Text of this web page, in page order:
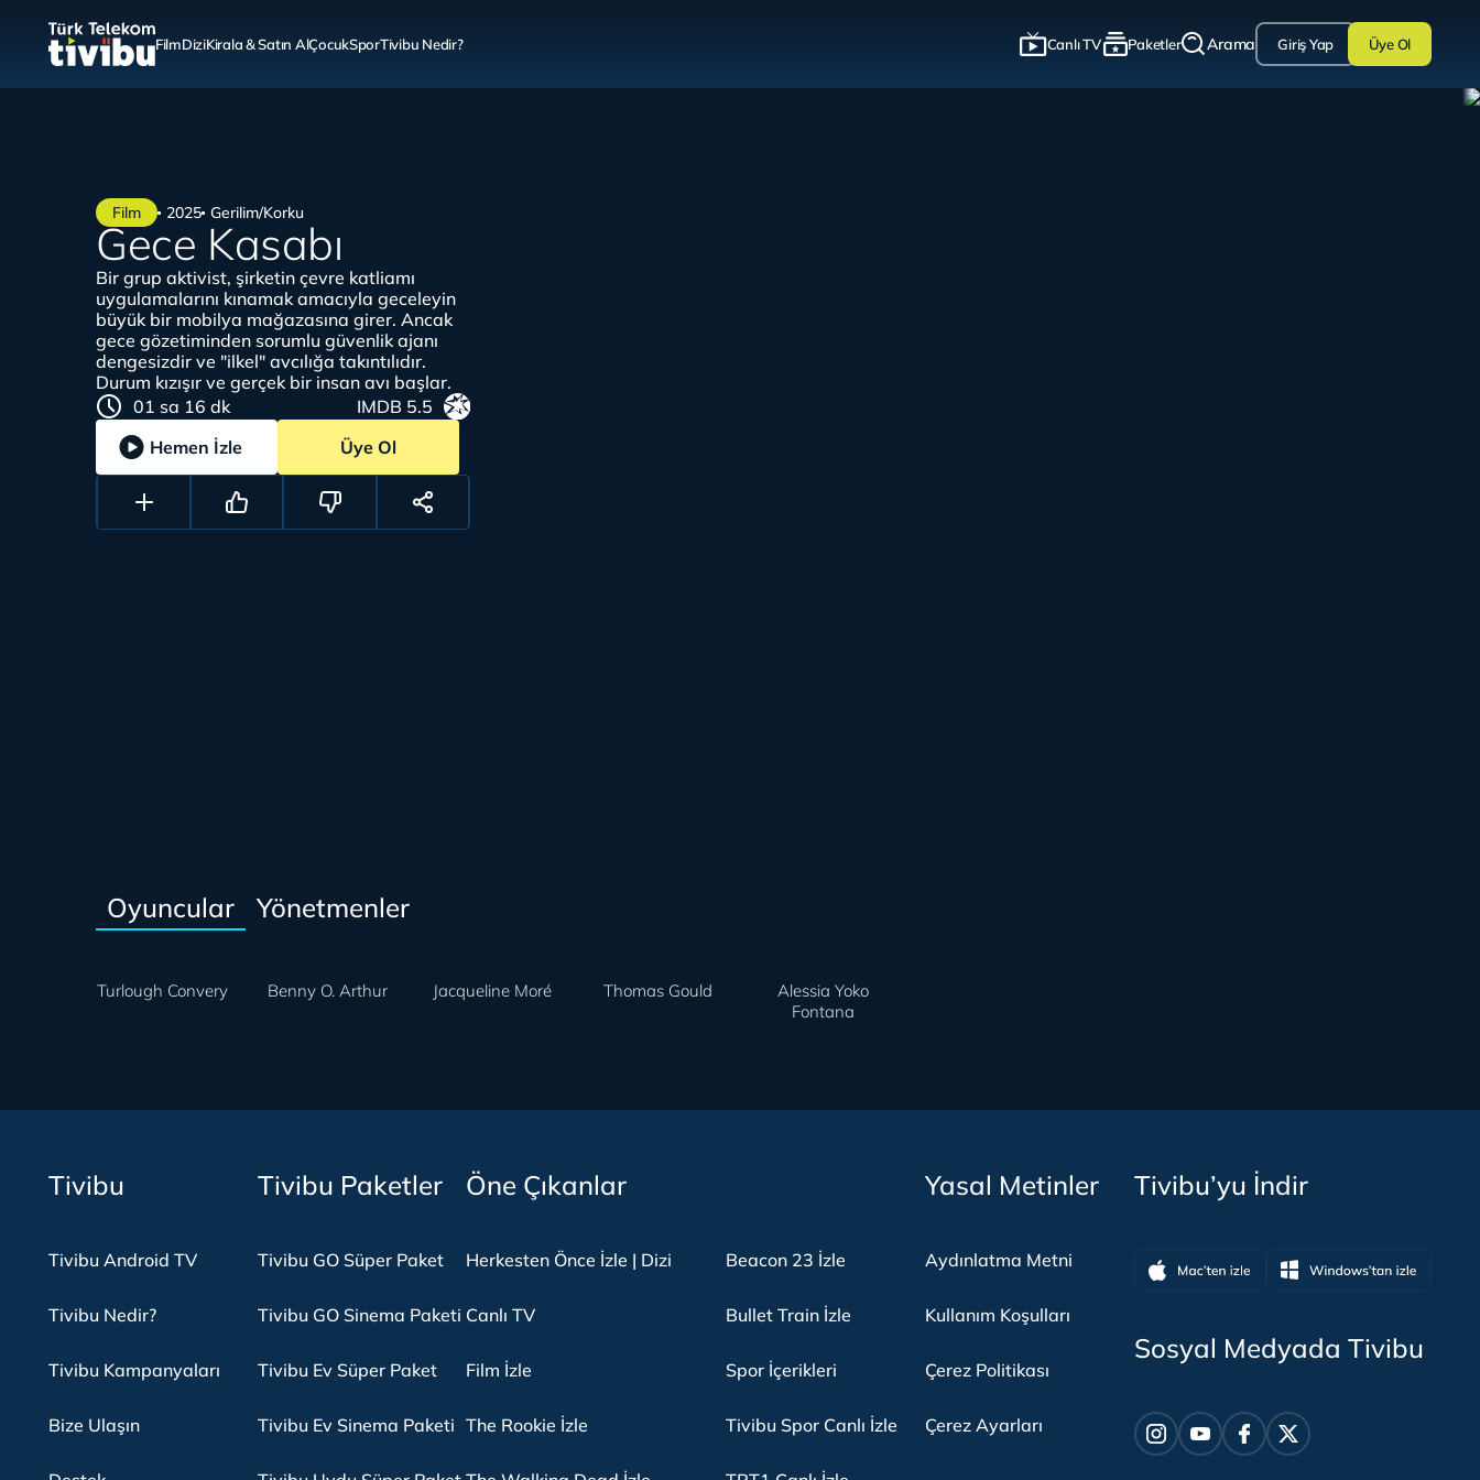
FilmDiziKirala & Satın AlÇocukSporTivibu Nedir? Canlı TV Paketler Arama Giriş Yap Üye Ol
Film 2025 Gerilim/Korku
Gece Kasabı
Bir grup aktivist, şirketin çevre katliamı
uygulamalarını kınamak amacıyla geceleyin
büyük bir mobilya mağazasına girer. Ancak
gece gözetiminden sorumlu güvenlik ajanı
dengesizdir ve "ilkel" avcılığa takıntılıdır.
Durum kızışır ve gerçek bir insan avı başlar.
01 sa 16 dk
IMDB 5.5
Hemen İzle
Üye Ol
Oyuncular Yönetmenler
Turlough Convery Benny O. Arthur Jacqueline Moré Thomas Gould
Alessia Yoko
Fontana
Tivibu
Tivibu Android TV
Tivibu Nedir?
Tivibu Kampanyaları
Bize Ulaşın
Tivibu Paketler
Tivibu GO Süper Paket
Tivibu GO Sinema Paketi
Tivibu Ev Süper Paket
Tivibu Ev Sinema Paketi
Öne Çıkanlar
Herkesten Önce İzle | Dizi
Canlı TV
Film İzle
The Rookie İzle
Beacon 23 İzle
Bullet Train İzle
Spor İçerikleri
Tivibu Spor Canlı İzle
Yasal Metinler
Aydınlatma Metni
Kullanım Koşulları
Çerez Politikası
Çerez Ayarları
Tivibu’yu İndir
Sosyal Medyada Tivibu